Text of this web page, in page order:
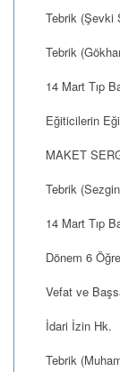
Tebrik (Şevki
Tebrik
14 Mart Tıp
Eğiticilerin
MAKET
Tebrik
14 Mart Tıp
Dönem 6
Vefat ve
İdari İzin Hk.
Tebrik